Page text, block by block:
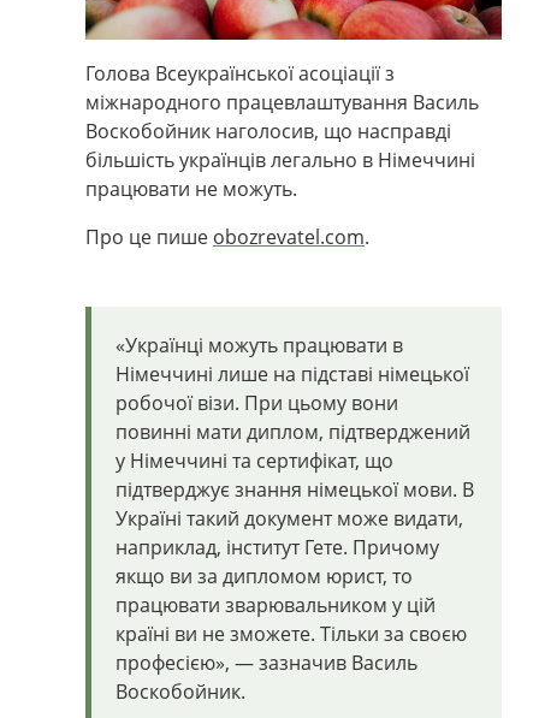
Голова Всеукраїнської асоціації з
міжнародного працевлаштування Василь
Воскобойник наголосив, що насправді
більшість українців легально в Німеччині
працювати не можуть.
Про це пише obozrevatel.com.
«Українці можуть працювати в
Німеччині лише на підставі німецької
робочої візи. При цьому вони
повинні мати диплом, підтверджений
у Німеччині та сертифікат, що
підтверджує знання німецької мови. В
Україні такий документ може видати,
наприклад, інститут Гете. Причому
якщо ви за дипломом юрист, то
працювати зварювальником у цій
країні ви не зможете. Тільки за своєю
професією», — зазначив Василь
Воскобойник.